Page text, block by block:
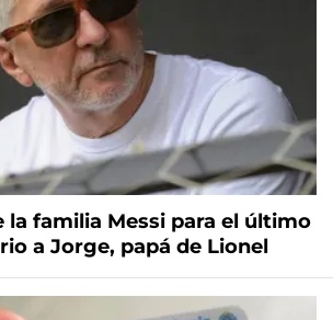
la familia Messi para el último
a Jorge, papá de Lionel